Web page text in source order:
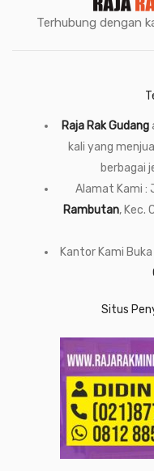
Terhubung dengan
Raja Rak Gudang
kali yang
berbagai
Alamat Kami :
Rambutan, Kec.
Kantor Kami Buka
Situs